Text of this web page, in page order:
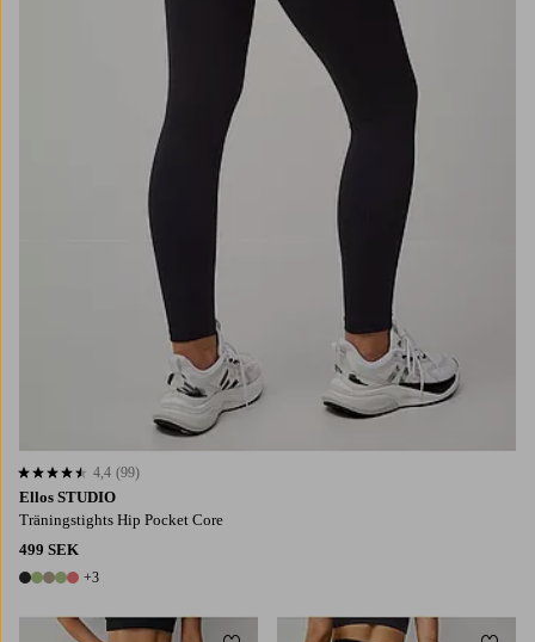
Ellos STUDIO
Träningstights Hip Pocket Core
499 SEK
8 färger
+3
4,4 baserat på 99 st betyg
4,4 (99)